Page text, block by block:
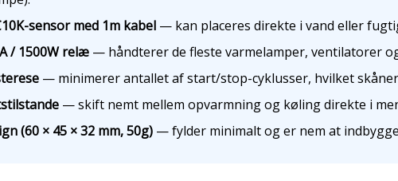
sensor med 1m kabel— kan placeres direkte i vand eller
/ 1500W relæ— håndterer de fleste varmelamper, ventilatorer
— minimerer antallet af start/stop-cyklusser, hvilket
— skift nemt mellem opvarmning og køling direkte i
(60 × 45 × 32 mm, 50g)— fylder minimalt og er nem at